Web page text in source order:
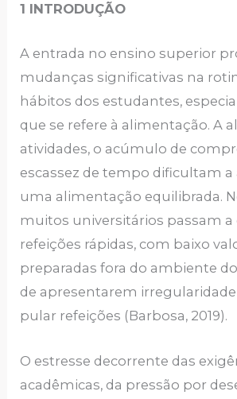
1 INTRODUÇÃO
A entrada no ensino superior
mudanças significativas na
hábitos dos estudantes,
que se refere à alimentação. A
atividades, o acúmulo de
escassez de tempo dificultam a
uma alimentação equilibrada.
muitos universitários passam
refeições rápidas, com baixo
preparadas fora do ambiente
de apresentarem
pular refeições (Barbosa, 2019).
O estresse decorrente das
acadêmicas, da pressão por